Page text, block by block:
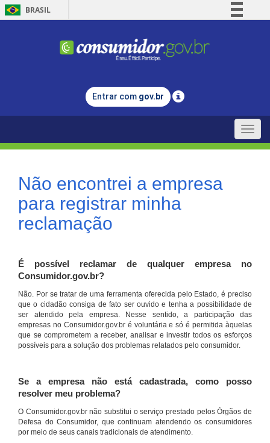
BRASIL
Comunica BR
Legislação
Entrar com gov.br
Toggle
Não encontrei a empresa
para registrar minha
reclamação
É possível reclamar de qualquer empresa no
Consumidor.gov.br?
Não. Por se tratar de uma ferramenta oferecida pelo Estado, é preciso
que o cidadão consiga de fato ser ouvido e tenha a possibilidade de
ser atendido pela empresa. Nesse sentido, a participação das
empresas no Consumidor.gov.br é voluntária e só é permitida àquelas
que se comprometem a receber, analisar e investir todos os esforços
possíveis para a solução dos problemas relatados pelo consumidor.
Se a empresa não está cadastrada, como posso
resolver meu problema?
O Consumidor.gov.br não substitui o serviço prestado pelos Órgãos de
Defesa do Consumidor, que continuam atendendo os consumidores
por meio de seus canais tradicionais de atendimento.